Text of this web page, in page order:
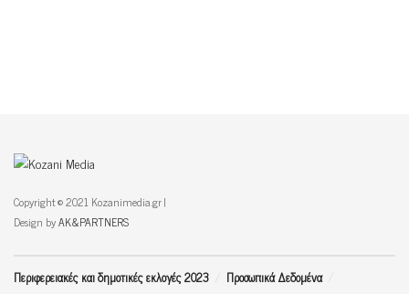
Copyright © 2021 Kozanimedia.gr |
Design byAK&PARTNERS
Περιφερειακές και δημοτικές εκλογές 2023
Προσωπικά Δεδομένα